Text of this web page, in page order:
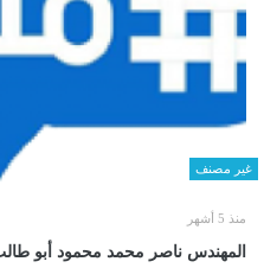
غير مصنف
منذ 5 أشهر
المهندس ناصر محمد محمود أبو طالب